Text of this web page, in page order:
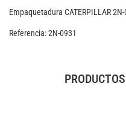
Empaquetadura CATERPILLAR
Referencia: 2N-0931